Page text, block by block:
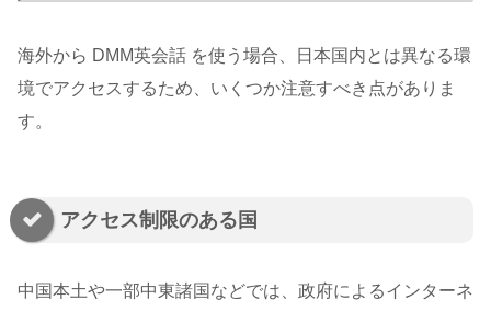
海外から DMM英会話 を使う場合、日本国内とは異なる環
境でアクセスするため、いくつか注意すべき点がありま
す。
アクセス制限のある国
中国本土や一部中東諸国などでは、政府によるインターネ